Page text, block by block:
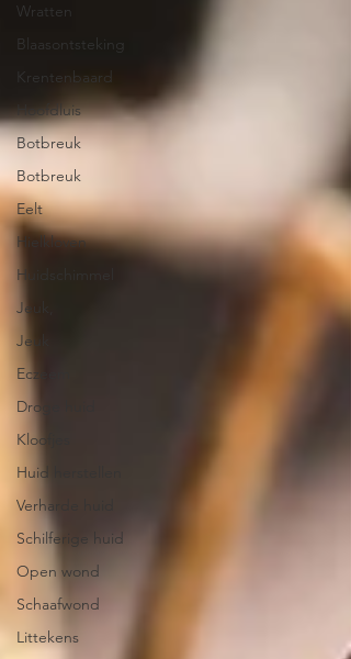
Wratten
Blaasontsteking
Krentenbaard
Hoofdluis
Botbreuk
Botbreuk
Eelt
Hielkloven
Huidschimmel
Jeuk,
Jeuk
Eczeem
Droge huid
Kloofjes
Huid herstellen
Verharde huid
Schilferige huid
Open wond
Schaafwond
Littekens